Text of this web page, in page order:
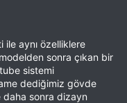
ile aynı özelliklere
sonra çıkan bir
sistemi
dediğimiz gövde
daha sonra dizayn